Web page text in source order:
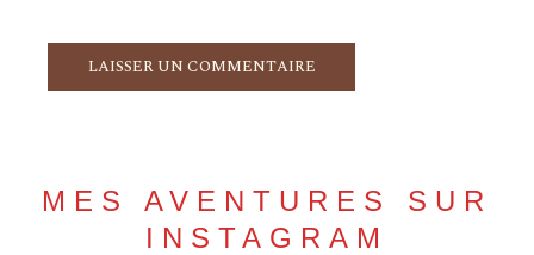
MES AVENTURES SUR
INSTAGRAM